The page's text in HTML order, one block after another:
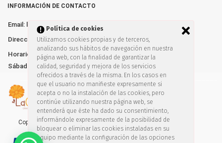
INFORMACIÓN DE CONTACTO
Email: lacalendulatienda@gmail.com
Dirección: Av. de España nº10. Algeciras 11205
Horarios: Lunes a Viernes de 10:00–13:30 y 17:00–20:30
Sábados de 10:00-14:00
Copyright © 2019. Todos los derechos reservados
Política de cookies
Utilizamos cookies propias y de terceros,
analizando sus hábitos de navegación en nuestra
página web, con la finalidad de garantizar la
calidad, seguridad y mejora de los servicios
ofrecidos a través de la misma. En los casos en
que el usuario no manifieste expresamente si
acepta o no la instalación de las cookies, pero
continúe utilizando nuestra página web, se
entenderá que éste ha dado su consentimiento,
informándole expresamente de la posibilidad de
bloquear o eliminar las cookies instaladas en su
equipo mediante la configuración de las opciones